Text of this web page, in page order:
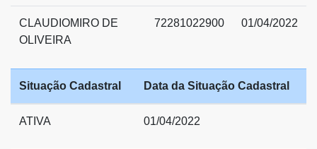
CLAUDIOMIRO DE
OLIVEIRA
72281022900 01/04/2022
Situação Cadastral Data da Situação Cadastral
ATIVA 01/04/2022